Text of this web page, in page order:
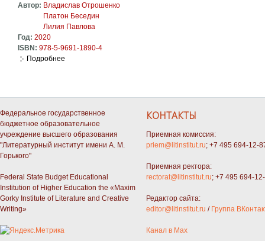
Автор: Владислав Отрошенко
Платон Беседин
Лилия Павлова
Год: 2020
ISBN: 978-5-9691-1890-4
Подробнее
Федеральное государственное
бюджетное образовательное
учреждение высшего образования
"Литературный институт имени А. М.
Горького"
Federal State Budget Educational
Institution of Higher Education the «Maxim
Gorky Institute of Literature and Creative
Writing»
КОНТАКТЫ
Приемная комиссия:
priem@litinstitut.ru; +7 495 694-12-
Приемная ректора:
rectorat@litinstitut.ru; +7 495 694-
Редактор сайта:
editor@litinstitut.ru / Группа
Канал в Max